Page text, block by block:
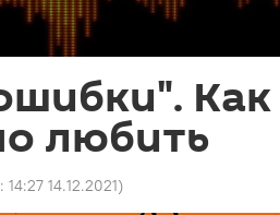
Как
любить
14:27 14.12.2021)